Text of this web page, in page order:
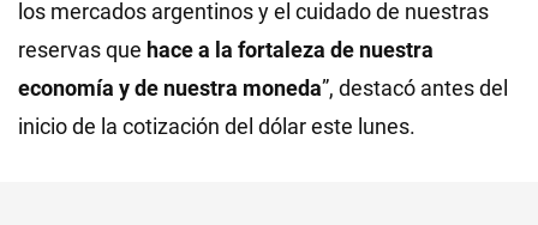
los mercados argentinos y el cuidado de nuestras
reservas que hace a la fortaleza de nuestra
economía y de nuestra moneda”, destacó antes del
inicio de la cotización del dólar este lunes.